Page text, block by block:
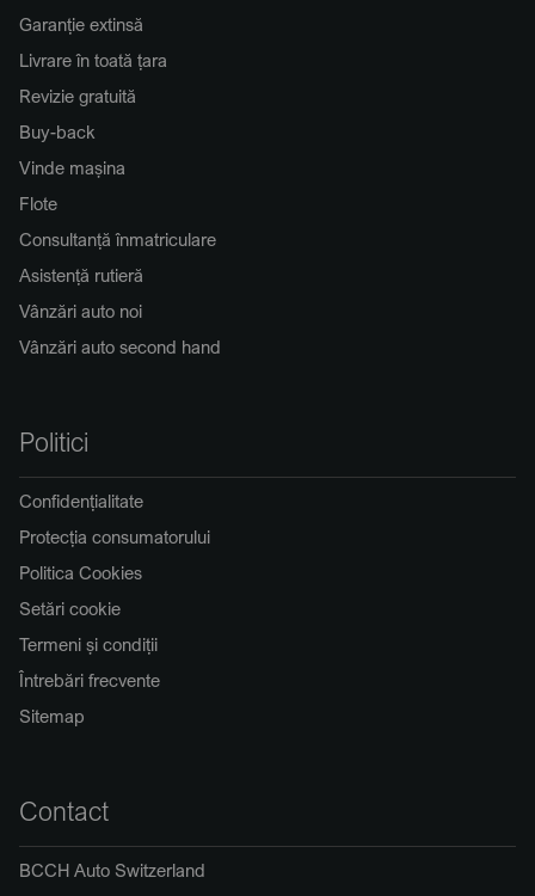
Garanție extinsă
Livrare în toată țara
Revizie gratuită
Buy-back
Vinde mașina
Flote
Consultanță înmatriculare
Asistență rutieră
Vânzări auto noi
Vânzări auto second hand
Politici
Confidențialitate
Protecția consumatorului
Politica Cookies
Setări cookie
Termeni și condiții
Întrebări frecvente
Sitemap
Contact
BCCH Auto Switzerland